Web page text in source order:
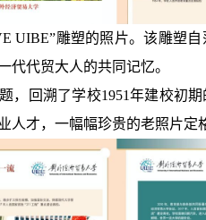
UIBE”雕塑的照片。该雕塑
代代贸大人的共同记忆。
，回溯了学校1951年建校初
人才，一幅幅珍贵的老照片定